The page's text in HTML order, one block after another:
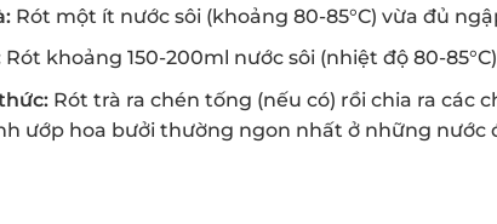
Rót một ít nước sôi (khoảng 80-85°C) vừa đủ
Rót khoảng 150-200ml nước sôi (nhiệt độ 80-
Rót trà ra chén tống (nếu có) rồi chia ra các
ướp hoa bưởi thường ngon nhất ở những